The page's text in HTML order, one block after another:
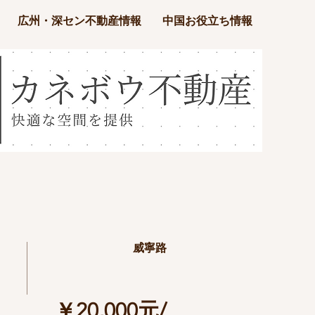
広州・深セン不動産情報 中国お役立ち情報
威寧路